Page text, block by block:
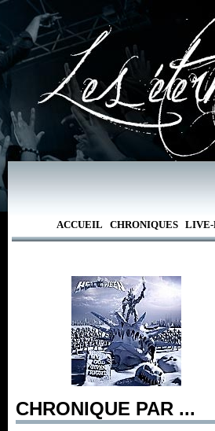
ACCUEIL CHRONIQUES LIVE-
CHRONIQUE PAR ...